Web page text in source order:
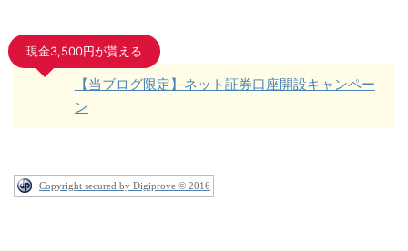
現金3,500円が貰える
【当ブログ限定】ネット証券口座開設キャンペー
ン
Copyright secured by Digiprove © 2016